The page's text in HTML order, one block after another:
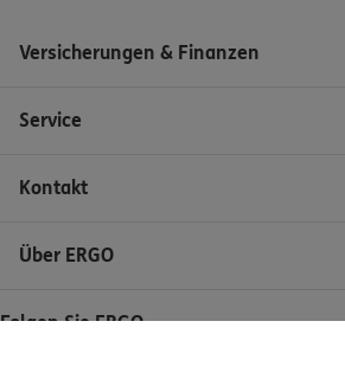
Versicherungen & Finanzen
Service
Kontakt
Über ERGO
Folgen Sie ERGO